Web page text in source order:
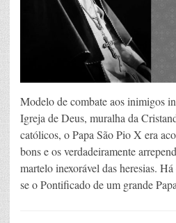
Modelo de combate aos inimigos
Igreja de Deus, muralha da
católicos, o Papa São Pio X era
bons e os verdadeiramente
martelo inexorável das heresias.
se o Pontificado de um grande